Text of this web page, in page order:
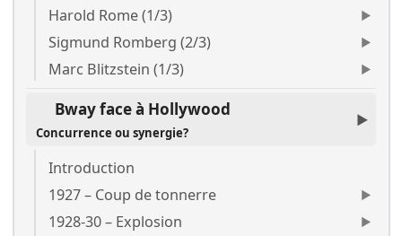
Harold Rome (1/3)
Sigmund Romberg (2/3)
Marc Blitzstein (1/3)
Bway face à Hollywood
Concurrence ou synergie?
Introduction
1927 – Coup de tonnerre
1928-30 – Explosion